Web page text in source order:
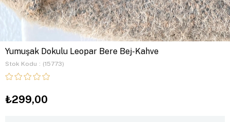
Yumuşak Dokulu Leopar Bere Bej-Kahve
Stok Kodu (15773)
₺299,00